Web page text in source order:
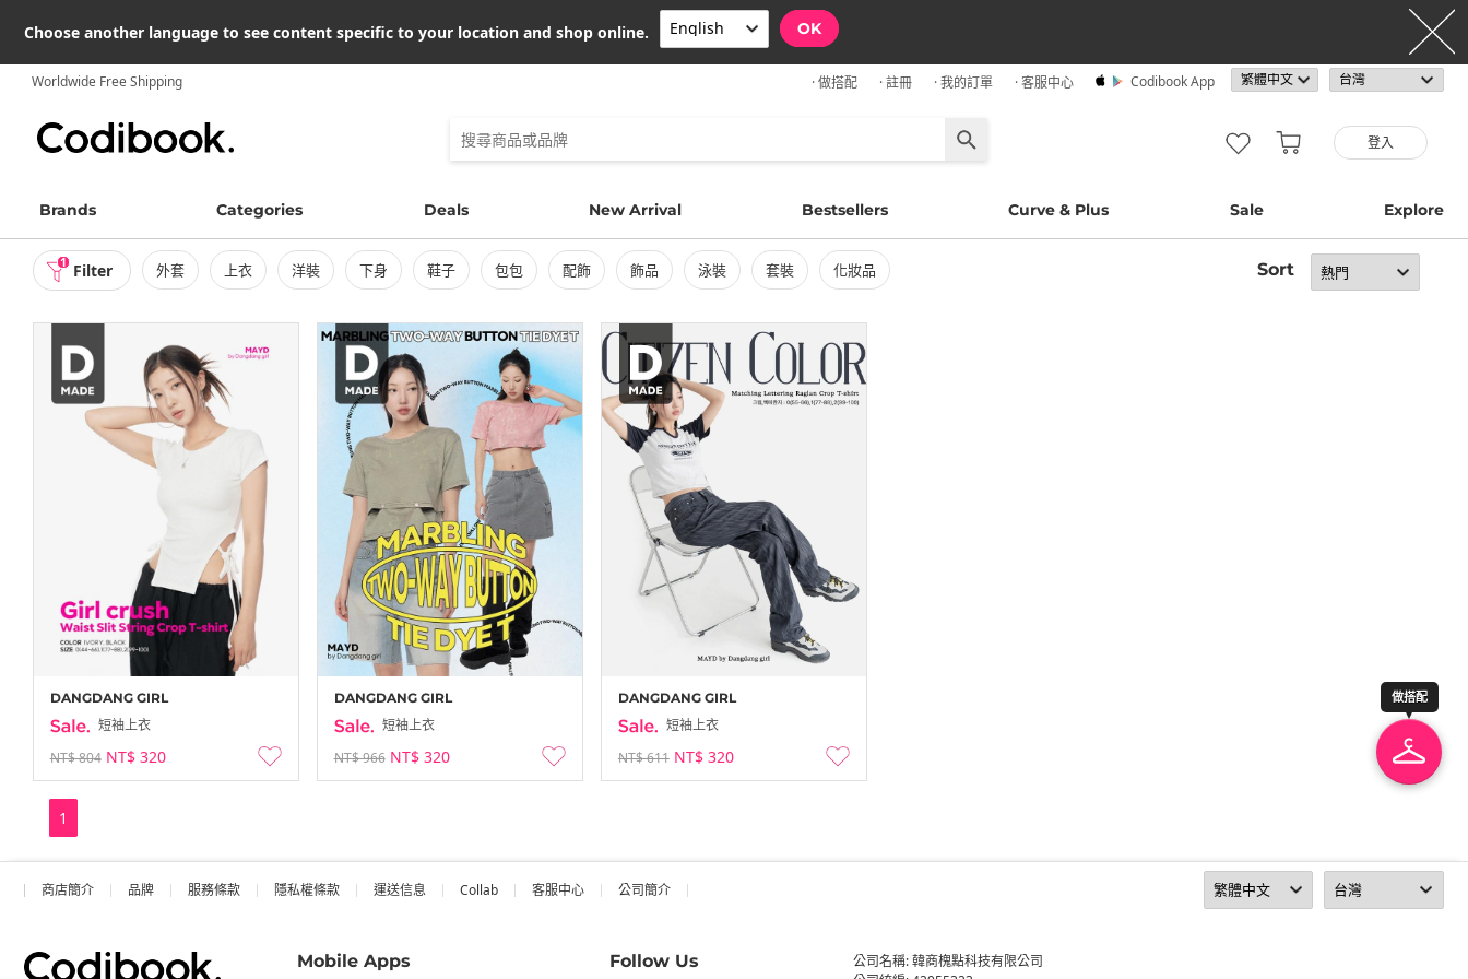
Choose another language to see content specific to your location and shop online. OK
Worldwide Free Shipping · 做搭配 · 註冊 · 我的訂單 · 客服中心 Codibook App
登入
Brands Categories Deals New Arrival Bestsellers Curve & Plus Sale Explore
1 Filter 外套 上衣 洋裝 下身 鞋子 包包 配飾 飾品 泳裝 套裝 化妝品 Sort
DANGDANG GIRL
短袖上衣
NT$ 804 NT$ 320
DANGDANG GIRL
短袖上衣
NT$ 966 NT$ 320
DANGDANG GIRL
短袖上衣
NT$ 611 NT$ 320
1
商店簡介 品牌 服務條款 隱私權條款 運送信息 Collab 客服中心 公司簡介
Mobile Apps Follow Us
公司名稱: 韓商槐點科技有限公司
做搭配